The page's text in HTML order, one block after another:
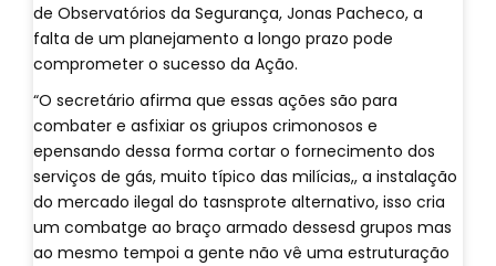
de Observatórios da Segurança, Jonas Pacheco, a
falta de um planejamento a longo prazo pode
comprometer o sucesso da Ação.
“O secretário afirma que essas ações são para
combater e asfixiar os griupos crimonosos e
epensando dessa forma cortar o fornecimento dos
serviços de gás, muito típico das milícias,, a instalação
do mercado ilegal do tasnsprote alternativo, isso cria
um combatge ao braço armado dessesd grupos mas
ao mesmo tempoi a gente não vê uma estruturação